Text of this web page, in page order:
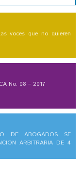
voces que no quieren
No. 08 – 2017
DE ABOGADOS SE
ARBITRARIA DE 4